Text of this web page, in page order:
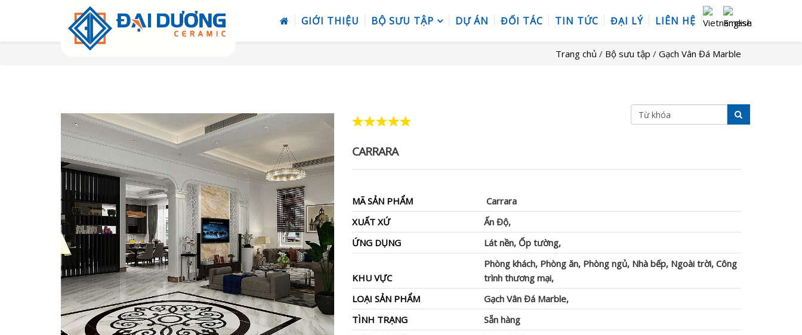
GIỚI THIỆU BỘ SƯU TẬP DỰ ÁN ĐỐI TÁC TIN TỨC ĐẠI LÝ LIÊN HỆ
Trang chủ / Bộ sưu tập / Gạch Vân Đá Marble
CARRARA
MÃ SẢN PHẨM
Carrara
XUẤT XỨ
Ấn Độ,
ỨNG DỤNG
Lát nền, Ốp tường,
KHU VỰC
Phòng khách, Phòng ăn, Phòng ngủ, Nhà bếp, Ngoài trời, Công
trình thương mại,
LOẠI SẢN PHẨM
Gạch Vân Đá Marble,
TÌNH TRẠNG
Sẵn hàng